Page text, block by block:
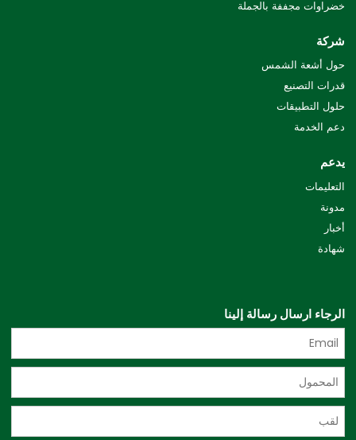
خضراوات مجففة بالجملة
شركة
حول أشعة الشمس
قدرات التصنيع
حلول التطبيقات
دعم الخدمة
يدعم
التعليمات
مدونة
أخبار
شهادة
الرجاء ارسال رسالة إلينا